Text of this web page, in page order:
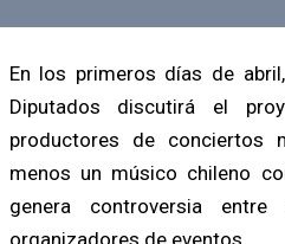
En los primeros días de
Diputados discutirá el
productores de conciertos
menos un músico chileno
genera controversia
organizadores de eventos.